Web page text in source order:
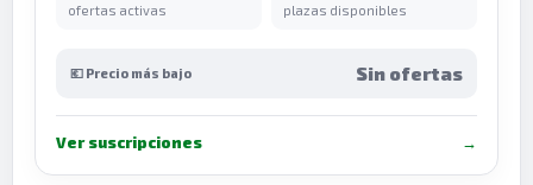
ofertas activas plazas disponibles
💶 Precio más bajo Sin ofertas
Ver suscripciones →